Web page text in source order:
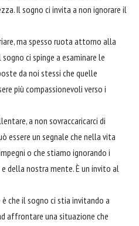
Il sogno ci invita a non ignorare il
ma spesso ruota attorno alla
ci spinge a esaminare le
da noi stessi che quelle
più compassionevoli verso i
a non sovraccaricarci di
essere un segnale che nella vita
o che stiamo ignorando i
della nostra mente. È un invito al
che il sogno ci stia invitando a
affrontare una situazione che